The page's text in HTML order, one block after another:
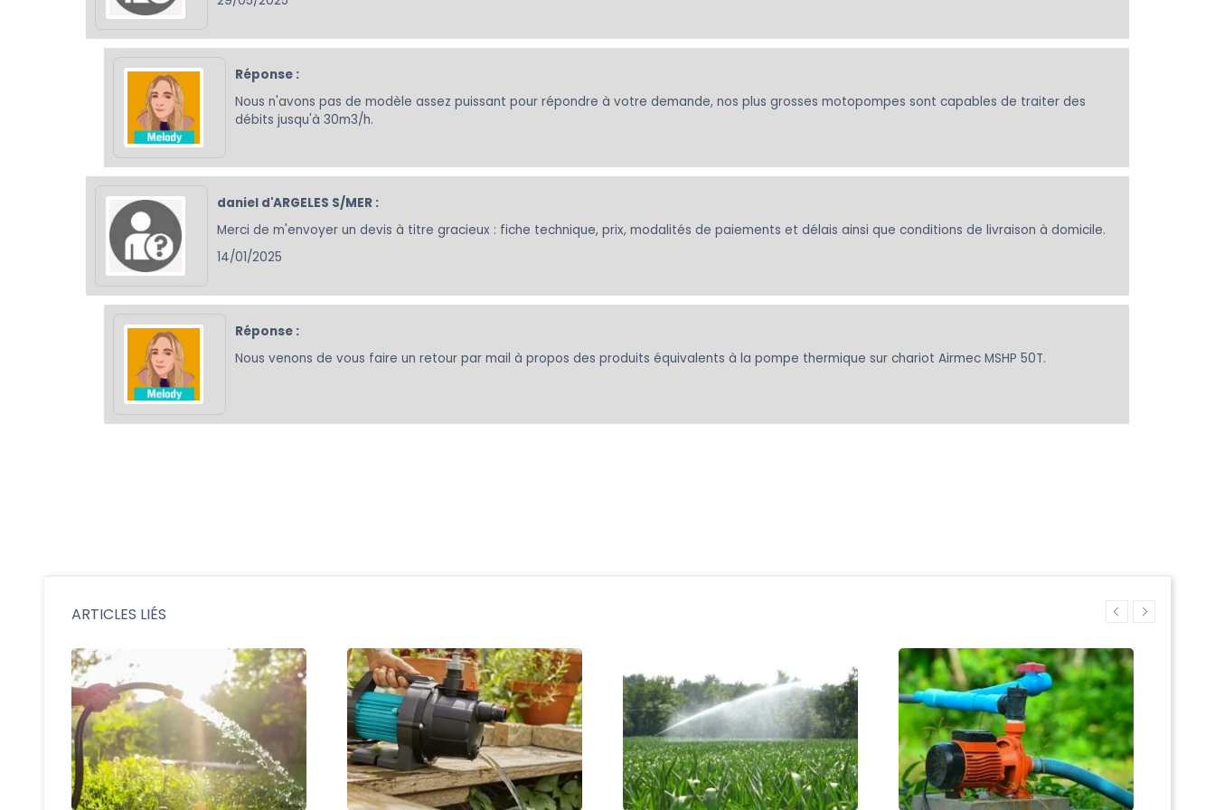
Réponse :
Nous n'avons pas de modèle assez puissant pour répondre à votre demande, nos plus grosses motopompes sont capables de traiter des
débits jusqu'à 30m3/h.
daniel d'ARGELES S/MER :
Merci de m'envoyer un devis à titre gracieux : fiche technique, prix, modalités de paiements et délais ainsi que conditions de livraison à domicile.
14/01/2025
Réponse :
Nous venons de vous faire un retour par mail à propos des produits équivalents à la pompe thermique sur chariot Airmec MSHP 50T.
ARTICLES LIÉS